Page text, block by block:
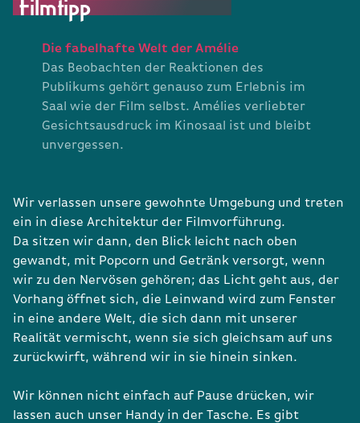
Die fabelhafte Welt der Amélie
Das Beobachten der Reaktionen des
Publikums gehört genauso zum Erlebnis im
Saal wie der Film selbst. Amélies verliebter
Gesichtsausdruck im Kinosaal ist und bleibt
unvergessen.
Wir verlassen unsere gewohnte Umgebung und treten
ein in diese Architektur der Filmvorführung.
Da sitzen wir dann, den Blick leicht nach oben
gewandt, mit Popcorn und Getränk versorgt, wenn
wir zu den Nervösen gehören; das Licht geht aus, der
Vorhang öffnet sich, die Leinwand wird zum Fenster
in eine andere Welt, die sich dann mit unserer
Realität vermischt, wenn sie sich gleichsam auf uns
zurückwirft, während wir in sie hinein sinken.
Wir können nicht einfach auf Pause drücken, wir
lassen auch unser Handy in der Tasche. Es gibt